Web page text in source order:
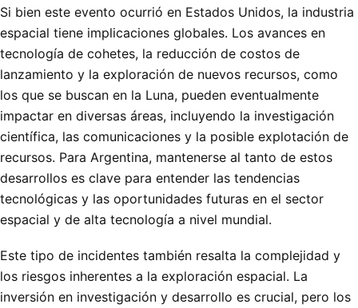
Si bien este evento ocurrió en Estados Unidos, la industria
espacial tiene implicaciones globales. Los avances en
tecnología de cohetes, la reducción de costos de
lanzamiento y la exploración de nuevos recursos, como
los que se buscan en la Luna, pueden eventualmente
impactar en diversas áreas, incluyendo la investigación
científica, las comunicaciones y la posible explotación de
recursos. Para Argentina, mantenerse al tanto de estos
desarrollos es clave para entender las tendencias
tecnológicas y las oportunidades futuras en el sector
espacial y de alta tecnología a nivel mundial.
Este tipo de incidentes también resalta la complejidad y
los riesgos inherentes a la exploración espacial. La
inversión en investigación y desarrollo es crucial, pero los